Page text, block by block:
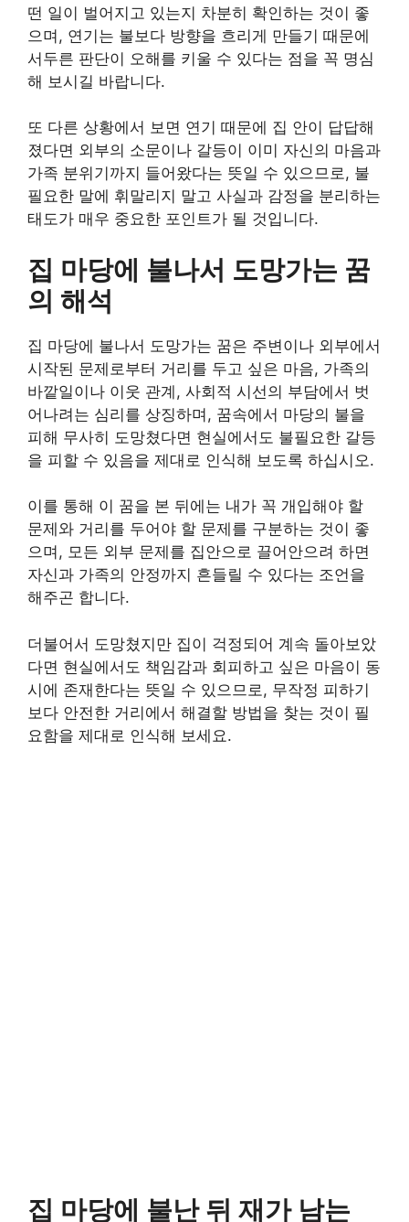
떤 일이 벌어지고 있는지 차분히 확인하는 것이 좋
으며, 연기는 불보다 방향을 흐리게 만들기 때문에
서두른 판단이 오해를 키울 수 있다는 점을 꼭 명심
해 보시길 바랍니다.
또 다른 상황에서 보면 연기 때문에 집 안이 답답해
졌다면 외부의 소문이나 갈등이 이미 자신의 마음과
가족 분위기까지 들어왔다는 뜻일 수 있으므로, 불
필요한 말에 휘말리지 말고 사실과 감정을 분리하는
태도가 매우 중요한 포인트가 될 것입니다.
집 마당에 불나서 도망가는 꿈
의 해석
집 마당에 불나서 도망가는 꿈은 주변이나 외부에서
시작된 문제로부터 거리를 두고 싶은 마음, 가족의
바깥일이나 이웃 관계, 사회적 시선의 부담에서 벗
어나려는 심리를 상징하며, 꿈속에서 마당의 불을
피해 무사히 도망쳤다면 현실에서도 불필요한 갈등
을 피할 수 있음을 제대로 인식해 보도록 하십시오.
이를 통해 이 꿈을 본 뒤에는 내가 꼭 개입해야 할
문제와 거리를 두어야 할 문제를 구분하는 것이 좋
으며, 모든 외부 문제를 집안으로 끌어안으려 하면
자신과 가족의 안정까지 흔들릴 수 있다는 조언을
해주곤 합니다.
더불어서 도망쳤지만 집이 걱정되어 계속 돌아보았
다면 현실에서도 책임감과 회피하고 싶은 마음이 동
시에 존재한다는 뜻일 수 있으므로, 무작정 피하기
보다 안전한 거리에서 해결할 방법을 찾는 것이 필
요함을 제대로 인식해 보세요.
집 마당에 불난 뒤 재가 남는